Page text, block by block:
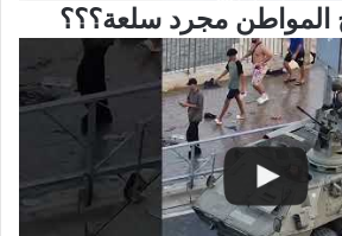
المواطن مجرد سلعة؟؟؟